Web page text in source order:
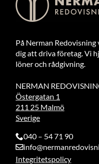
På Nerman
dig att driva företag. Vi
löner och rådgivning.
NERMAN
Östergatan 1
211 25 Malmö
Sverige
040 – 54 71 90
Integritetspolicy